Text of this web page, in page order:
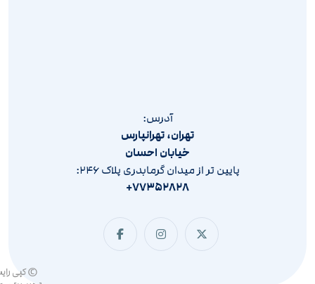
آدرس:
تهران، تهرانپارس
خیابان احسان
پایین تر از میدان گرمابدری پلاک ۲۴۶:
۷۷۳۵۲۸۲۸+
© کپی